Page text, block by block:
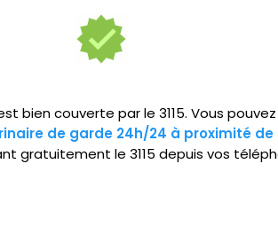
est bien couverte par le 3115. Vous pouvez
de garde 24h/24 à proximité de
gratuitement le 3115 depuis vos